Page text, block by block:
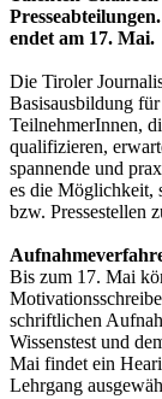
endet am 17. Mai.
Die Tiroler
Basisausbildung
TeilnehmerInnen,
qualifizieren,
spannende und
es die Möglichkeit,
bzw. Pressestellen
Bis zum 17. Mai
schriftlichen
Wissenstest und
Mai findet ein
Lehrgang